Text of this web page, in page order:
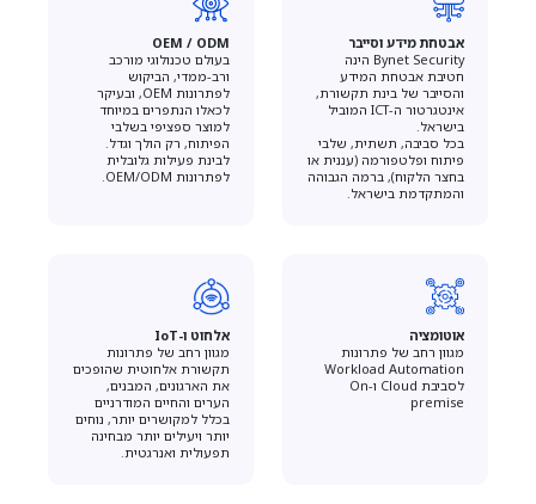
אבטחת מידע וסייבר
Bynet Security הינה
חטיבת אבטחת המידע
והסייבר של בינת תקשורת,
אינטגרטור ה-ICT המוביל
בישראל.
בכל סביבה, תשתית, שלבי
פיתוח ופלטפורמה (עננית או
בחצר הלקוח), ברמה הגבוהה
והמתקדמת בישראל.
OEM / ODM
בעולם טכנולוגי מורכב
ורב-ממדי, הביקוש
לפתרונות OEM, ובעיקר
לכאלו הנתפרים במיוחד
למוצר ספציפי בשלבי
הפיתוח, רק הולך וגדל.
לבינת פעילות גלובלית
לפתרונות OEM/ODM.
אוטומציה
מגוון רחב של פתרונות
Workload Automation
לסביבת Cloud וOn-
premise
אלחוט ו-IoT
מגוון רחב של פתרונות
תקשורת אלחוטית שהופכים
את הארגונים, המבנים,
הערים והחיים המודרניים
בכלל למקושרים יותר, נוחים
יותר ויעילים יותר מבחינה
תפעולית ואנרגטית.